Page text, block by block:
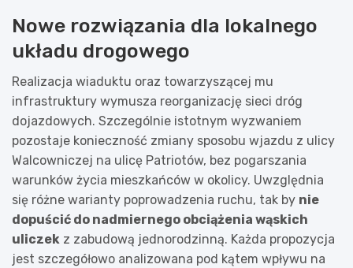
Nowe rozwiązania dla lokalnego
układu drogowego
Realizacja wiaduktu oraz towarzyszącej mu
infrastruktury wymusza reorganizację sieci dróg
dojazdowych. Szczególnie istotnym wyzwaniem
pozostaje konieczność zmiany sposobu wjazdu z ulicy
Walcowniczej na ulicę Patriotów, bez pogarszania
warunków życia mieszkańców w okolicy. Uwzględnia
się różne warianty poprowadzenia ruchu, tak by nie
dopuścić do nadmiernego obciążenia wąskich
uliczek z zabudową jednorodzinną. Każda propozycja
jest szczegółowo analizowana pod kątem wpływu na